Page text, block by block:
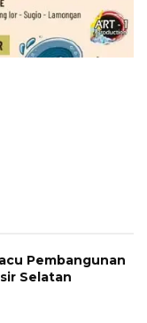
Pembangunan
Selatan